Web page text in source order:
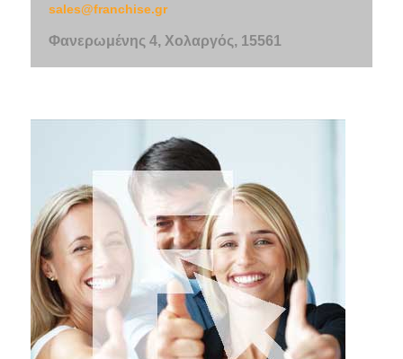
sales@franchise.gr
Φανερωμένης 4, Χολαργός, 15561